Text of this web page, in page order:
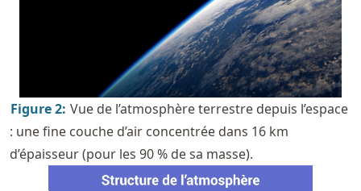
Figure2: Vue de l’atmosphère terrestre depuis l’espace
: une fine couche d’air concentrée dans 16 km
d’épaisseur (pour les 90 % de sa masse).